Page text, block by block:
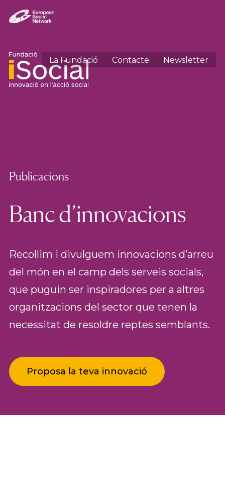
La Fundació Contacte Newsletter
Publicacions
Banc d’innovacions
Recollim i divulguem innovacions d’arreu
del món en el camp dels serveis socials,
que puguin ser inspiradores per a altres
organitzacions del sector que tenen la
necessitat de resoldre reptes semblants.
Proposa la teva innovació